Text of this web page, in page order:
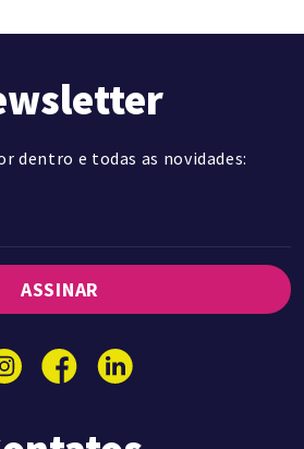
dentro e todas as novidades:
ASSINAR